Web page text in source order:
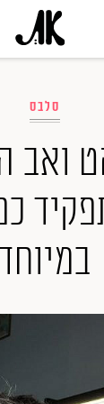
אופנה
ביוטי
סלבס
ערוצים
סלבס
ואב